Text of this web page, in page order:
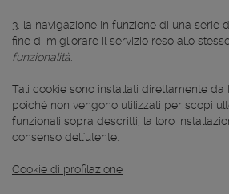
3. la navigazione in funzione di una serie
fine di migliorare il servizio reso allo
funzionalità
Tali cookie sono installati direttamente da
poiché non vengono utilizzati per scopi
funzionali sopra descritti, la loro
consenso dell'utente.
Cookie di profilazione